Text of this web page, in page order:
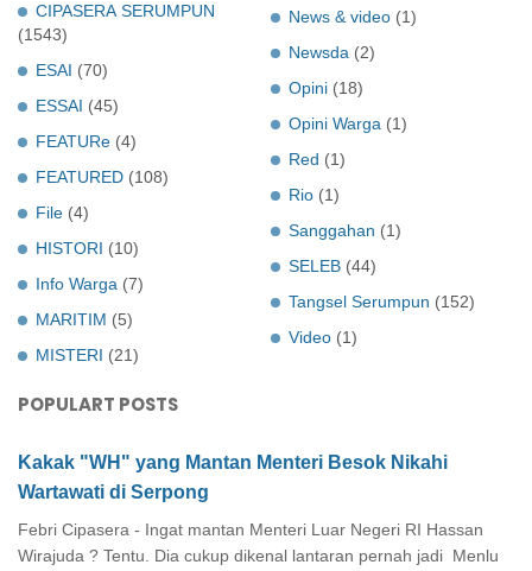
CIPASERA SERUMPUN
(1543)
ESAI (70)
ESSAI (45)
FEATURe (4)
FEATURED (108)
File (4)
HISTORI (10)
Info Warga (7)
MARITIM (5)
MISTERI (21)
News & video (1)
Newsda (2)
Opini (18)
Opini Warga (1)
Red (1)
Rio (1)
Sanggahan (1)
SELEB (44)
Tangsel Serumpun (152)
Video (1)
POPULART POSTS
Kakak "WH" yang Mantan Menteri Besok Nikahi
Wartawati di Serpong
Febri Cipasera - Ingat mantan Menteri Luar Negeri RI Hassan
Wirajuda ? Tentu. Dia cukup dikenal lantaran pernah jadi Menlu